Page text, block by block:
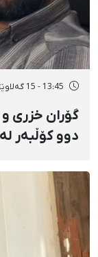
13:45 - 15 گەلاوێژ 2726
گۆران خزری و
دوو کۆڵبەر
تەقینەوەی